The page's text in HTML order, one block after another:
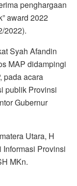
penghargaan
award 2022
2022).
Syah Afandin
MAP didampingi
pada acara
publik Provinsi
Gubernur
Utara, H
Provinsi
MKn.